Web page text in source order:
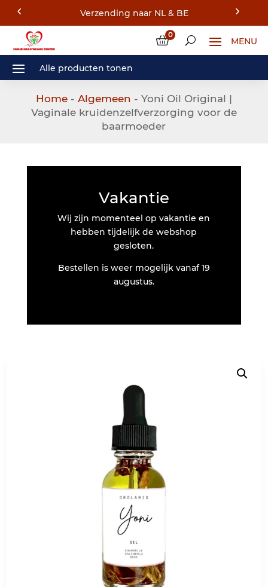
Verzending naar NL & BE
0
Home- Algemeen - Yoni Oil Original |
Vaginale kruidenzelfverzorging voor de
baarmoeder
Vakantie
Wij zijn momenteel op vakantie en
hebben tijdelijk de webshop
gesloten.
Bestellen is weer mogelijk vanaf 19
augustus.